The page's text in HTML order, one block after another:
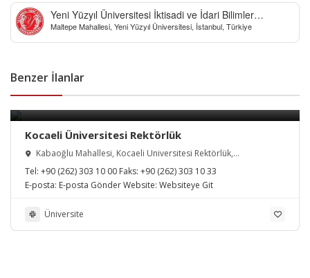
Yeni Yüzyıl Üniversitesi İktisadi ve İdari Bilimler
Fakültesi
Maltepe Mahallesi, Yeni Yüzyıl Üniversitesi, İstanbul, Türkiye
Benzer İlanlar
Kocaeli Üniversitesi Rektörlük
Kabaoğlu Mahallesi, Kocaeli Üniversitesi Rektörlük,
Tel: +90 (262) 303 10 00 Faks: +90 (262) 303 10 33
E-posta: E-posta GönderWebsite: Websiteye Git
Üniversite